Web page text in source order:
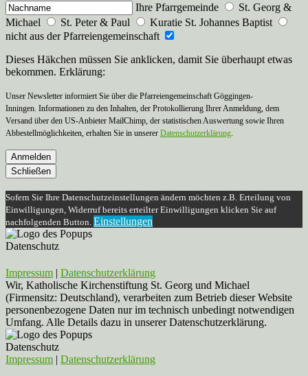
Ihre Pfarrgemeinde
St. Georg &
Michael
St. Peter & Paul
Kuratie St. Johannes Baptist
nicht aus der Pfarreiengemeinschaft
Dieses Häkchen müssen Sie anklicken, damit Sie überhaupt etwas
bekommen. Erklärung:
Unser Newsletter informiert Sie über die Pfarreiengemeinschaft Göggingen-
Inningen. Informationen zu den Inhalten, der Protokollierung Ihrer Anmeldung, dem
Versand über den US-Anbieter MailChimp, der statistischen Auswertung sowie Ihren
Abbestellmöglichkeiten, erhalten Sie in unserer Datenschutzerklärung.
Anmelden
Schließen
Sofern Sie Ihre Datenschutzeinstellungen ändern möchten z.B. Erteilung von
Einwilligungen, Widerruf bereits erteilter Einwilligungen klicken Sie auf
nachfolgenden Button. Einstellungen
Datenschutz
Impressum | Datenschutzerklärung
Wir, Katholische Kirchenstiftung St. Georg und Michael
(Firmensitz: Deutschland), verarbeiten zum Betrieb dieser Website
personenbezogene Daten nur im technisch unbedingt notwendigen
Umfang. Alle Details dazu in unserer Datenschutzerklärung.
Datenschutz
Impressum | Datenschutzerklärung